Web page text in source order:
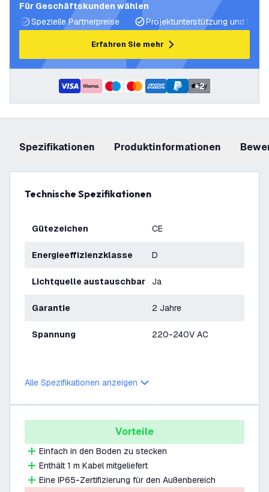
Für Geschäftskunden wählen
Spezielle Partnerpreise
Projektunterstützung und
Erfahren Sie mehr
+2
Spezifikationen Produktinformationen
Technische Spezifikationen
Gütezeichen CE
Energieeffizienzklasse D
Lichtquelle austauschbar Ja
Garantie 2 Jahre
Spannung 220-240V AC
Alle Spezifikationen anzeigen
Vorteile
Einfach in den Boden zu stecken
Enthält 1 m Kabel mitgeliefert
Eine IP65-Zertifizierung für den Außenbereich